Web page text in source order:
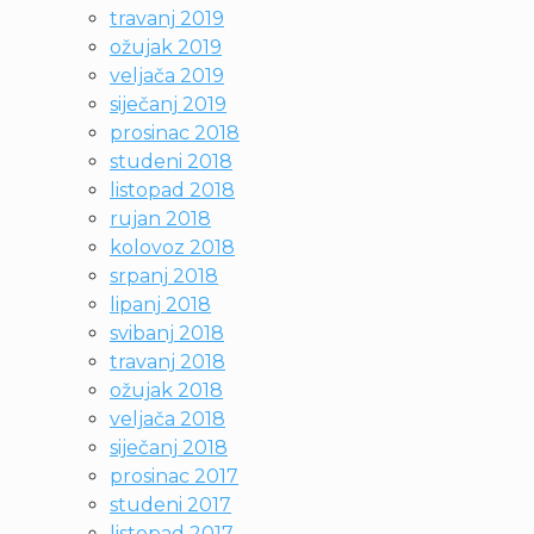
travanj 2019
ožujak 2019
veljača 2019
siječanj 2019
prosinac 2018
studeni 2018
listopad 2018
rujan 2018
kolovoz 2018
srpanj 2018
lipanj 2018
svibanj 2018
travanj 2018
ožujak 2018
veljača 2018
siječanj 2018
prosinac 2017
studeni 2017